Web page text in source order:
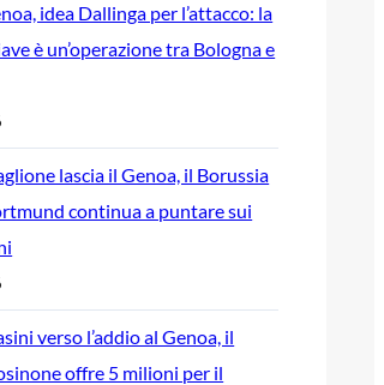
idea Dallinga per l’attacco: la
è un’operazione tra Bologna e
lascia il Genoa, il Borussia
continua a puntare sui
verso l’addio al Genoa, il
offre 5 milioni per il